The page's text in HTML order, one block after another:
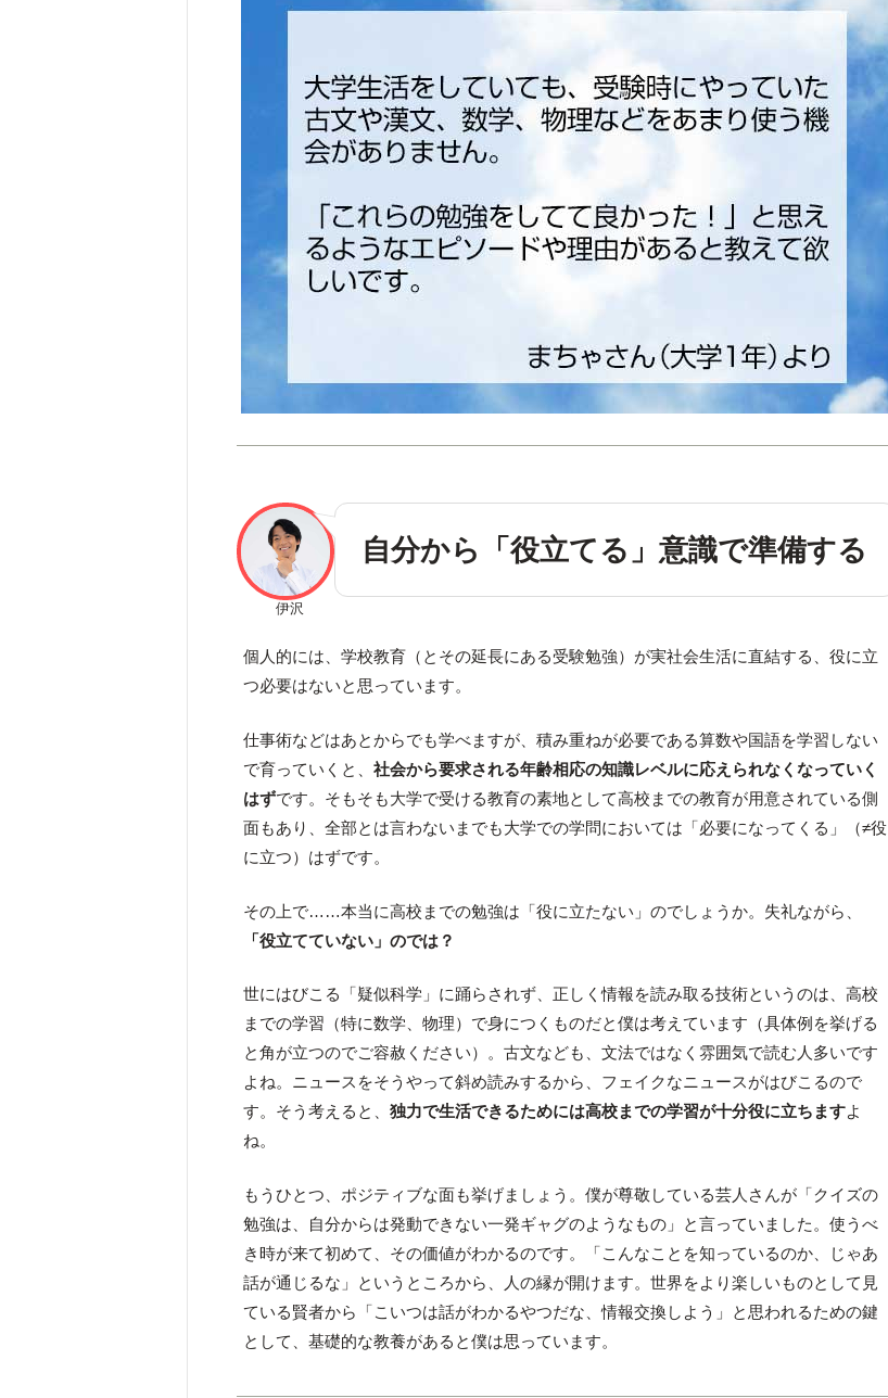
伊沢
自分から「役立てる」意識で準備する
個人的には、学校教育（とその延長にある受験勉強）が実社会生活に直結する、役に立
つ必要はないと思っています。
仕事術などはあとからでも学べますが、積み重ねが必要である算数や国語を学習しない
で育っていくと、社会から要求される年齢相応の知識レベルに応えられなくなっていく
はずです。そもそも大学で受ける教育の素地として高校までの教育が用意されている側
面もあり、全部とは言わないまでも大学での学問においては「必要になってくる」（≠役
に立つ）はずです。
その上で……本当に高校までの勉強は「役に立たない」のでしょうか。失礼ながら、
「役立てていない」のでは？
世にはびこる「疑似科学」に踊らされず、正しく情報を読み取る技術というのは、高校
までの学習（特に数学、物理）で身につくものだと僕は考えています（具体例を挙げる
と角が立つのでご容赦ください）。古文なども、文法ではなく雰囲気で読む人多いです
よね。ニュースをそうやって斜め読みするから、フェイクなニュースがはびこるので
す。そう考えると、独力で生活できるためには高校までの学習が十分役に立ちますよ
ね。
もうひとつ、ポジティブな面も挙げましょう。僕が尊敬している芸人さんが「クイズの
勉強は、自分からは発動できない一発ギャグのようなもの」と言っていました。使うべ
き時が来て初めて、その価値がわかるのです。「こんなことを知っているのか、じゃあ
話が通じるな」というところから、人の縁が開けます。世界をより楽しいものとして見
ている賢者から「こいつは話がわかるやつだな、情報交換しよう」と思われるための鍵
として、基礎的な教養があると僕は思っています。